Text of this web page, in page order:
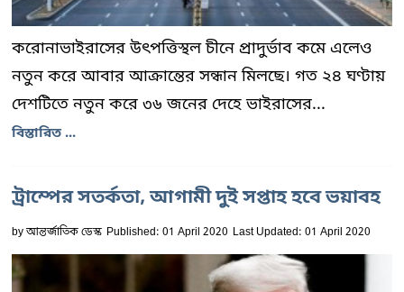
করোনাভাইরাসের উৎপত্তিস্থল চীনে প্রাদুর্ভাব কমে এলেও
নতুন করে আবার আক্রান্তের সন্ধান মিলছে। গত ২৪ ঘণ্টায়
দেশটিতে নতুন করে ৩৬ জনের দেহে ভাইরাসের...
বিস্তারিত ...
ট্রাম্পের সতর্কতা, আগামী দুই সপ্তাহ হবে ভয়াবহ
byআন্তর্জাতিক ডেস্ক Published: 01 April 2020 Last Updated: 01 April 2020